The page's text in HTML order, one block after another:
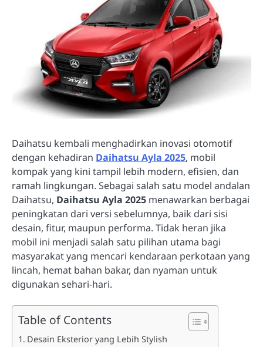
Daihatsu kembali menghadirkan inovasi otomotif
dengan kehadiran Daihatsu Ayla 2025, mobil
kompak yang kini tampil lebih modern, efisien, dan
ramah lingkungan. Sebagai salah satu model andalan
Daihatsu, Daihatsu Ayla 2025 menawarkan berbagai
peningkatan dari versi sebelumnya, baik dari sisi
desain, fitur, maupun performa. Tidak heran jika
mobil ini menjadi salah satu pilihan utama bagi
masyarakat yang mencari kendaraan perkotaan yang
lincah, hemat bahan bakar, dan nyaman untuk
digunakan sehari-hari.
Table of Contents
Desain Eksterior yang Lebih Stylish